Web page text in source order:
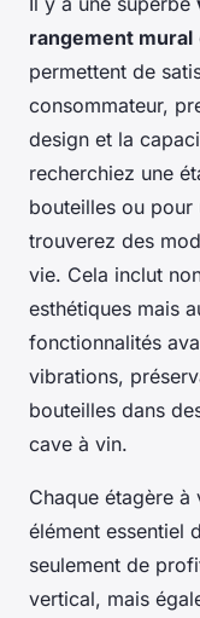
rangement mural
permettent de
consommateur,
design et la
recherchiez une
bouteilles ou
trouverez des
vie. Cela inclut
esthétiques mais
fonctionnalités
vibrations,
bouteilles dans
cave à vin.
Chaque étagère à
élément essentiel
seulement de
vertical, mais